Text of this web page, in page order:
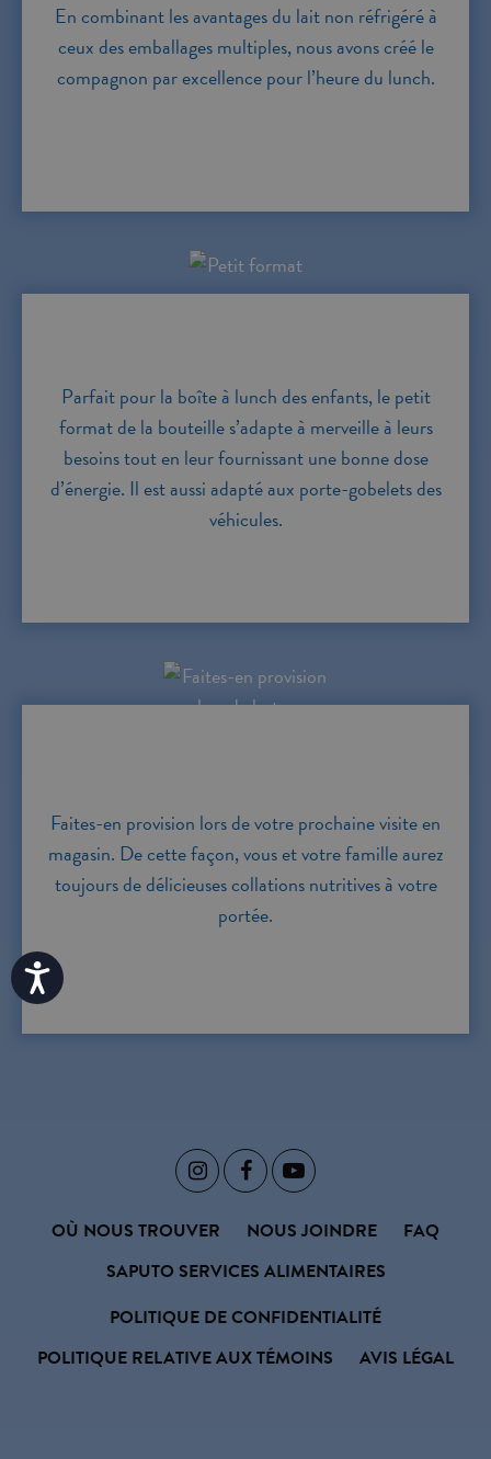
Accessibility
En combinant les avantages du lait non réfrigéré à
ceux des emballages multiples, nous avons créé le
compagnon par excellence pour l’heure du lunch.
Parfait pour la boîte à lunch des enfants, le petit
format de la bouteille s’adapte à merveille à leurs
besoins tout en leur fournissant une bonne dose
d’énergie. Il est aussi adapté aux porte-gobelets des
véhicules.
Faites-en provision lors de votre prochaine visite en
magasin. De cette façon, vous et votre famille aurez
toujours de délicieuses collations nutritives à votre
portée.
  
OÙ NOUS TROUVER NOUS JOINDRE
FAQ
SAPUTO SERVICES ALIMENTAIRES
POLITIQUE DE CONFIDENTIALITÉ
POLITIQUE RELATIVE AUX TÉMOINS
AVIS LÉGAL